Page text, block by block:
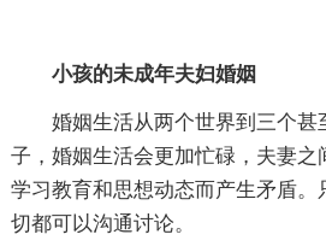
小孩的未成年夫妇婚姻
婚姻生活从两个世界到三个甚
子，婚姻生活会更加忙碌，夫妻之
学习教育和思想动态而产生矛盾。
切都可以沟通讨论。